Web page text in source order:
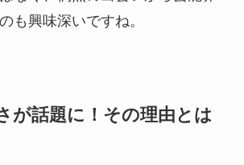
も興味深いですね。
が話題に！その理由とは